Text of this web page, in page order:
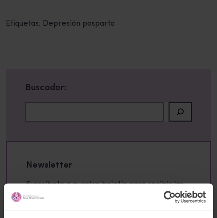
Etiquetas: Depresión posparto
Buscador:
Newsletter
Suscríbete a nuestro boletín para recibir las
últimas noticias e información relevante del
Instituto Europeo de Salud Mental Perinatal.